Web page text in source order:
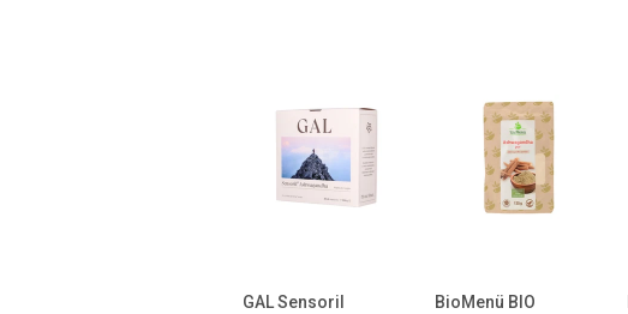
GAL Sensoril
BioMenü BIO